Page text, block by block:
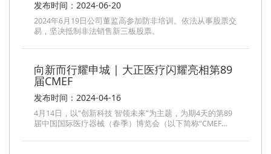
发布时间：2024-06-20
2024年6月19日公司董监高参加防非培训。依法从事股票交
易，坚决抵制非法销售新三板股票。
向新而行耀申城 | 大正医疗闪耀亮相第89
届CMEF
发布时间：2024-04-16
4月14日，以“创新科技 智领未来”为主题，为期4天的第89
届中国国际医疗器械（春季）博览会（以下简称“CMEF…